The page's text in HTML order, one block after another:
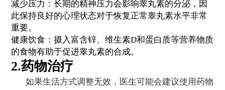
减少压力：长期的精神压力会影响睾丸素的分泌，因
此保持良好的心理状态对于恢复正常睾丸素水平非常
重要。
健康饮食：摄入富含锌、维生素D和蛋白质等营养物质
的食物有助于促进睾丸素的合成。
2.药物治疗
如果生活方式调整无效，医生可能会建议使用药物